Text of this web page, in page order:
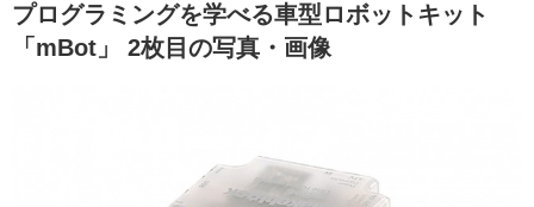
プログラミングを学べる車型ロボットキット
「mBot」 2枚目の写真・画像